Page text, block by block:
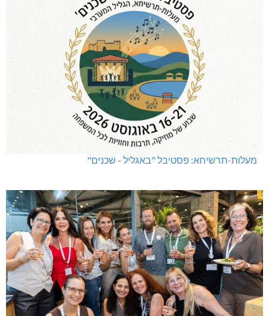
מעלות-תרשיחא: פסטיבל "באגליל - שכנים"